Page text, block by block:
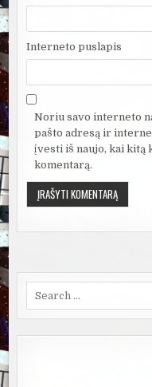
Interneto puslapis
Noriu savo interneto
pašto adresą ir
įvesti iš naujo, kai kitą
komentarą.